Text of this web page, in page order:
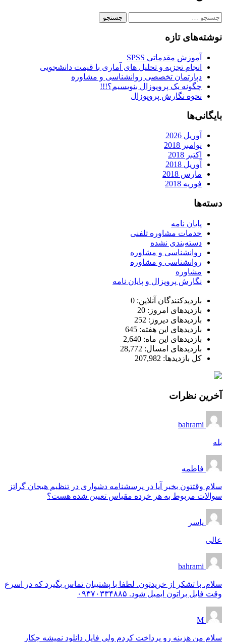
جستجو
نوشته‌های تازه
آموزش مقدماتی SPSS
انجام تجزیه و تحلیل های آماری با قیمت دانشجویی
دپارتمان تخصصی روانشناسی و مشاوره
چگونه یک پروپوزال بنویسیم؟!!!
نحوه نگارش پروپوزال
بایگانی‌ها
آوریل 2026
نوامبر 2018
اکتبر 2018
آوریل 2018
مارس 2018
فوریه 2018
دسته‌ها
پایان نامه
خدمات مشاوره تلفنی
دسته‌بندی نشده
روانشناسی و مشاوره
روانشناسی و مشاوره
مشاوره
نگارش پروپزال و پایان نامه
بازدیدکنندگان آنلاین: 0
بازدیدهای امروز: 20
بازدیدهای دیروز: 252
بازدیدهای این هفته: 645
بازدیدهای این ماه: 2,640
بازدیدهای امسال: 28,772
کل بازدیدها: 207,982
آخرین نظرات
bahrami
بله
فاطمه
سلام وقتتون بخیر آیا در پرسشنامه دشواری در تنظیم هیجان گراتز
سوالات مربوط به هر خرده مقیاس تعیین شده هست؟
یاسر
عالی
bahrami
سلام. با تشکر از خریدتون. لطفا با پشتیبان تماس بگیرد که در اسرع
وقت فایل براتون ایمیل شود. ۰۹۳۷۰۳۳۴۸۸۵
M
سلام من هزینه رو پرداخت کردم ولی فایل دانلود نمیشه چکار